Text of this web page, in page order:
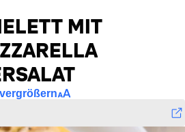
MIT